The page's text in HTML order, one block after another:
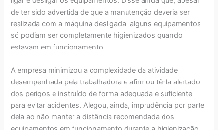
de ter sido advertida de que a manutenção deveria ser
realizada com a máquina desligada, alguns equipamentos
só podiam ser completamente higienizados quando
estavam em funcionamento.
A empresa minimizou a complexidade da atividade
desempenhada pela trabalhadora e afirmou tê-la alertado
dos perigos e instruído de forma adequada e suficiente
para evitar acidentes. Alegou, ainda, imprudência por parte
dela ao não manter a distância recomendada dos